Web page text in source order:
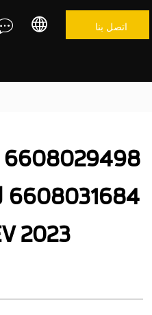
 اتصل بنا
6608029498